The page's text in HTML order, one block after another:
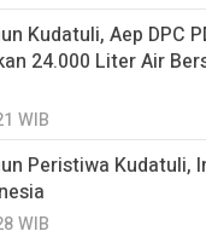
Kudatuli, Aep DPC
24.000 Liter Air
WIB
Peristiwa Kudatuli,
WIB